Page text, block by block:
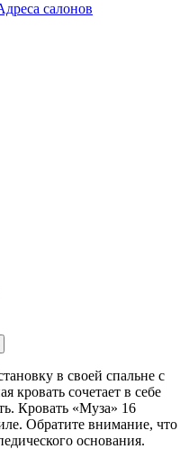
салонов
в своей спальне с
кровать сочетает в себе
Кровать «Муза» 16
Обратите внимание, что
основания.